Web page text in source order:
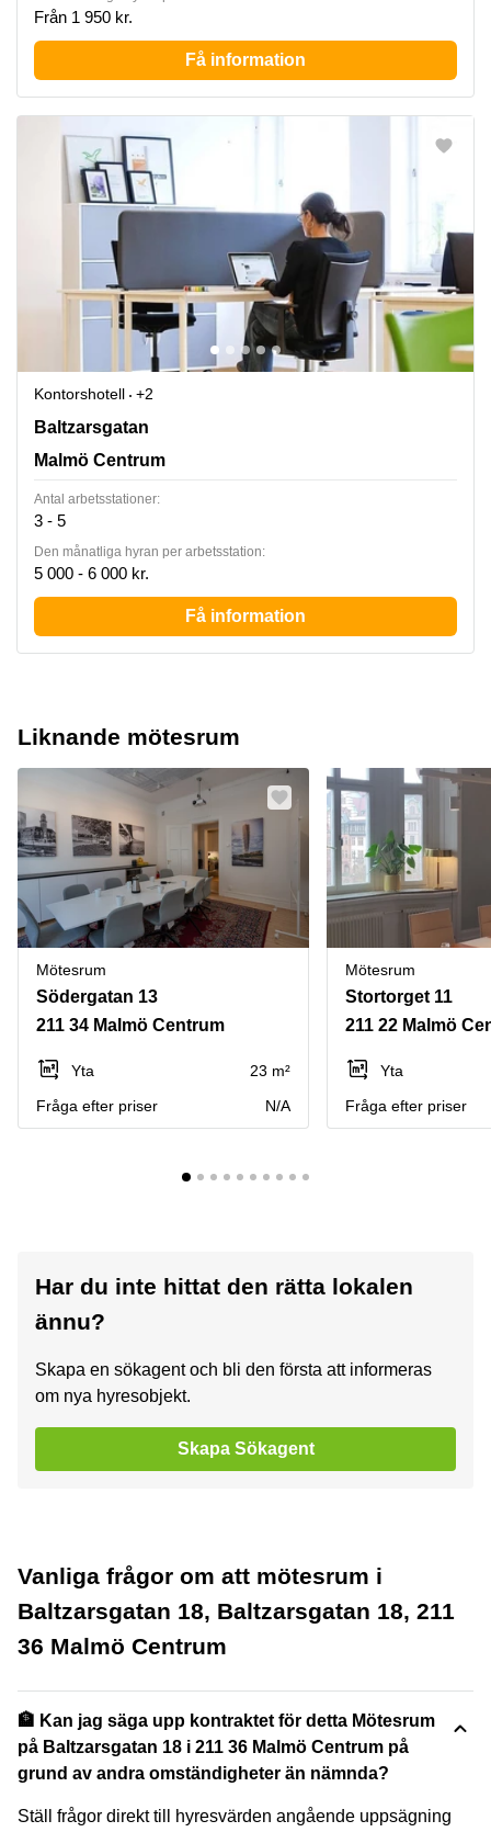
Från 1 950 kr.
Få information
Kontorshotell
+2
Baltzarsgatan 18, Malmö Centrum
Baltzarsgatan
Malmö Centrum
Antal arbetsstationer:
3 - 5
Den månatliga hyran per arbetsstation:
5 000 - 6 000 kr.
Få information
Liknande mötesrum
Mötesrum
Södergatan 13
211 34 Malmö Centrum
Yta
23 m²
Fråga efter priser
N/A
Mötesrum
Stortorget 11
211 22 Malmö
Yta
Fråga efter priser
Har du inte hittat den rätta lokalen
ännu?
Skapa en sökagent och bli den första att informeras
om nya hyresobjekt.
Skapa Sökagent
Vanliga frågor om att mötesrum i
Baltzarsgatan 18, Baltzarsgatan 18, 211
36 Malmö Centrum
🏦 Kan jag säga upp kontraktet för detta Mötesrum
på Baltzarsgatan 18 i 211 36 Malmö Centrum på
grund av andra omständigheter än nämnda?
Ställ frågor direkt till hyresvärden angående uppsägning